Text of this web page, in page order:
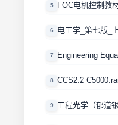
5 FOC电机控制教
6 电工学_第七版_
7 Engineering
8 CCS2.2
9 工程光学（郁道银